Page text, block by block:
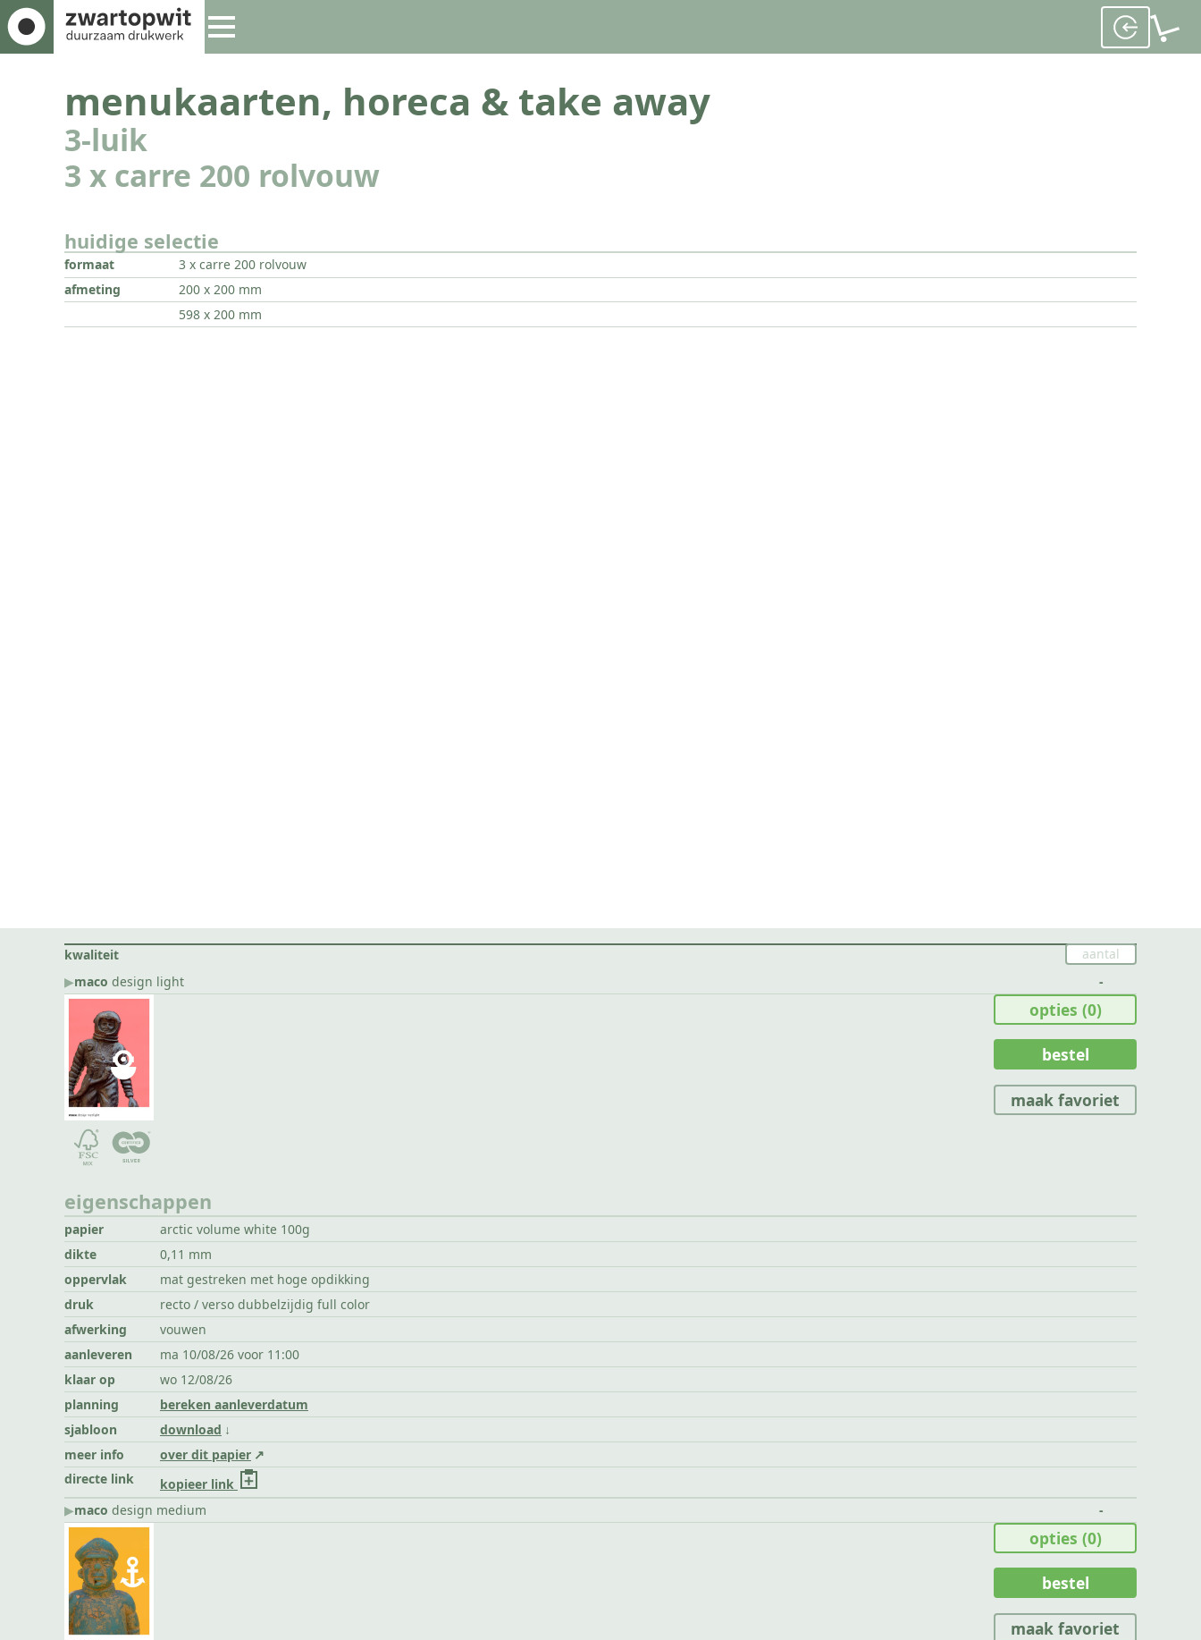
menukaarten, horeca & take away
3-luik
3 x carre 200 rolvouw
huidige selectie
formaat
3 x carre 200 rolvouw
afmeting
200 x 200 mm
598 x 200 mm
kwaliteit
▶︎maco design light -
eigenschappen
papier
arctic volume white 100g
dikte
0,11 mm
oppervlak
mat gestreken met hoge opdikking
druk
recto / verso dubbelzijdig full color
afwerking
vouwen
aanleveren
ma 10/08/26 voor 11:00
klaar op
wo 12/08/26
planning
bereken aanleverdatum
sjabloon
download
meer info
over dit papier
directe link
kopieer link
opties (0)
bestel
maak favoriet
▶︎maco design medium -
opties (0)
bestel
maak favoriet